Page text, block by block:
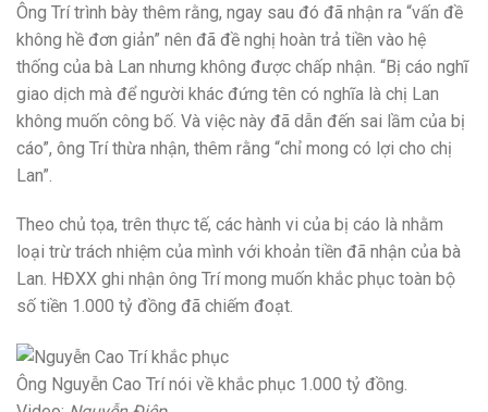
Ông Trí trình bày thêm rằng, ngay sau đó đã nhận ra “vấn đề
không hề đơn giản” nên đã đề nghị hoàn trả tiền vào hệ
thống của bà Lan nhưng không được chấp nhận. “Bị cáo nghĩ
giao dịch mà để người khác đứng tên có nghĩa là chị Lan
không muốn công bố. Và việc này đã dẫn đến sai lầm của bị
cáo”, ông Trí thừa nhận, thêm rằng “chỉ mong có lợi cho chị
Lan”.
Theo chủ tọa, trên thực tế, các hành vi của bị cáo là nhằm
loại trừ trách nhiệm của mình với khoản tiền đã nhận của bà
Lan. HĐXX ghi nhận ông Trí mong muốn khắc phục toàn bộ
số tiền 1.000 tỷ đồng đã chiếm đoạt.
Ông Nguyễn Cao Trí nói về khắc phục 1.000 tỷ đồng.